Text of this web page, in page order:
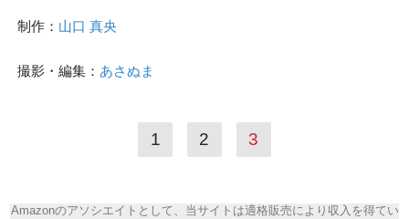
制作： 山口 真央
撮影・編集： あさぬま
1 2 3
Amazonのアソシエイトとして、当サイトは適格販売により収入を得てい